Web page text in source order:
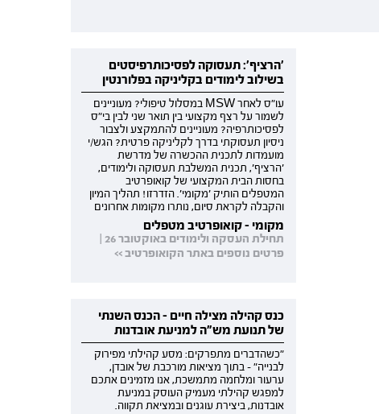
'הרציף': תעסוקה לפסיכותרפיסטים
בשילוב לימודים בקליניקה בפלורנטין
עו"ס לאחר MSW במסלול טיפולי? מעוניינים
לשמור על רצף מקצועי בין תואר שני לבין בי"ס
לפסיכותרפיה? מעוניינים להתמקצע ולצבור
ניסיון תעסוקתי בדרך לקליניקה פרטית? הגש/י
מועמדות לתכנית ההכשרה של מדרשת
'הרציף', תכנית המשלבת תעסוקה ולימודים,
בחסות הבית המקצועי של קואופרטיב
המטפלים הותיק 'מקומי'. הזדרזו! תהליך המיון
והקבלה לקראת סיום, נותרו מקומות אחרונים
מקומי - קואופרטיב מטפלים
תחילת העסקה ולימודים באוקטובר 26 |
פרטים נוספים באתר הקואופרטיב >>
כנס קהילה מצילה חיים - הכנס השנתי
של תנועת מש"ה למניעת אובדנות
"כשהדברים מתפרקים: מסע קהילתי מפירוק
לבנייה" - בתוך מציאות מורכבת של אובדן,
ערעור ומלחמה מתמשכת, אנו מזמינים אתכם
למפגש קהילתי מעמיק העוסק במניעת
אובדנות, ביצירת עוגנים ובמציאת תקווה.